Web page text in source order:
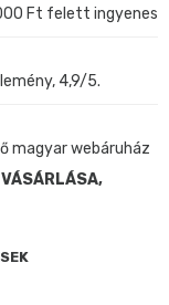
Ft felett ingyenes
4,9/5.
magyar webáruház